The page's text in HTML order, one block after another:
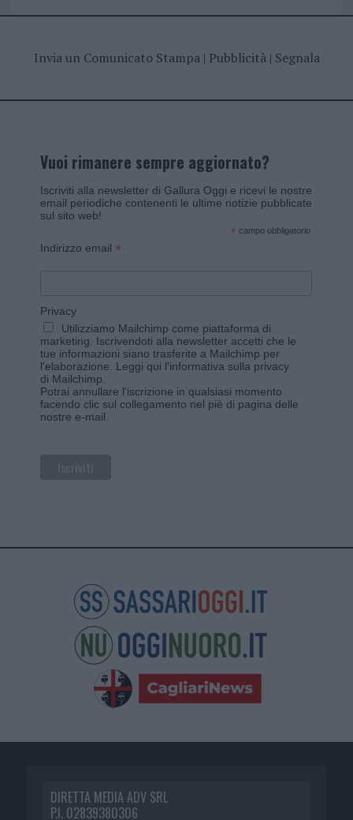
Invia un Comunicato Stampa| Pubblicità| Segnala
Vuoi rimanere sempre aggiornato?
Iscriviti alla newsletter di Gallura Oggi e ricevi le nostre
email periodiche contenenti le ultime notizie pubblicate
sul sito web!
* campo obbligatorio
Indirizzo email *
Privacy
Utilizziamo Mailchimp come piattaforma di
marketing. Iscrivendoti alla newsletter accetti che le
tue informazioni siano trasferite a Mailchimp per
l'elaborazione. Leggi qui l'informativa sulla privacy
di Mailchimp
Potrai annullare l'iscrizione in qualsiasi momento
facendo clic sul collegamento nel piè di pagina delle
nostre e-mail.
DIRETTA MEDIA ADV SRL
P.I. 02839380306